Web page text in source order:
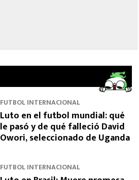
FUTBOL INTERNACIONAL
Luto en el futbol mundial: qué
le pasó y de qué falleció David
Owori, seleccionado de Uganda
FUTBOL INTERNACIONAL